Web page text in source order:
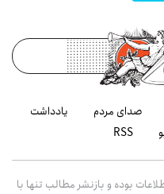
صدای مردم
یادداشت
RSS
بوده و بازنشر مطالب تنها با